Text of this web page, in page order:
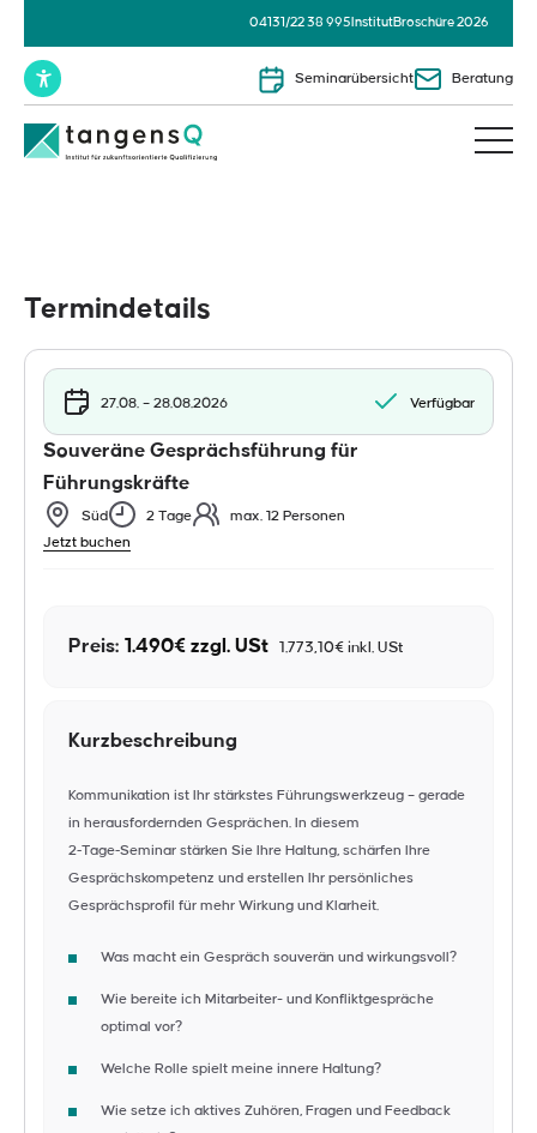
04131/22 38 995 InstitutBroschüre 2026
Seminarübersicht Beratung
Termindetails
27.08. – 28.08.2026 Verfügbar
Souveräne Gesprächsführung für
Führungskräfte
Süd 2 Tage
max. 12 Personen
Jetzt buchen
Preis: 1.490€ zzgl. USt 1.773,10€ inkl. USt
Kurzbeschreibung
Kommunikation ist Ihr stärkstes Führungswerkzeug – gerade
in herausfordernden Gesprächen. In diesem
2‑Tage‑Seminar stärken Sie Ihre Haltung, schärfen Ihre
Gesprächskompetenz und erstellen Ihr persönliches
Gesprächsprofil für mehr Wirkung und Klarheit.
Was macht ein Gespräch souverän und wirkungsvoll?
Wie bereite ich Mitarbeiter- und Konfliktgespräche
optimal vor?
Welche Rolle spielt meine innere Haltung?
Wie setze ich aktives Zuhören, Fragen und Feedback